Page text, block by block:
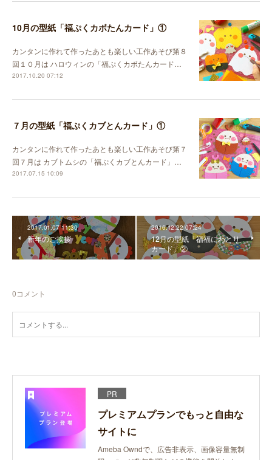
10月の型紙「福ぷくカボたんカード」①
カンタンに作れて作ったあとも楽しい工作あそび第８
回１０月は ハロウィンの「福ぷくカボたんカード…
2017.10.20 07:12
７月の型紙「福ぷくカブとんカード」①
カンタンに作れて作ったあとも楽しい工作あそび第７
回７月は カブトムシの「福ぷくカブとんカード」…
2017.07.15 10:09
2017.01.07 11:30
新年のご挨拶
2016.12.22 07:24
12月の型紙「福福にわとり
カード」②
0コメント
PR
プレミアムプランでもっと自由な
サイトに
Ameba Owndで、広告非表示、画像容量無制